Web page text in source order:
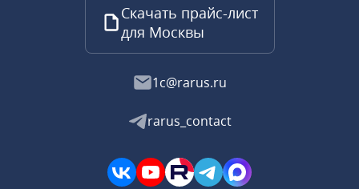
Скачать прайс-лист
для Москвы
1c@rarus.ru
rarus_contact